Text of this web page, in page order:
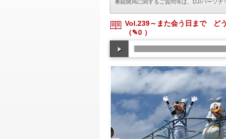
番組開局に関するご質問等は、 DJ/パーソナ
Vol.239～また会う日まで ど
（✎0 ）